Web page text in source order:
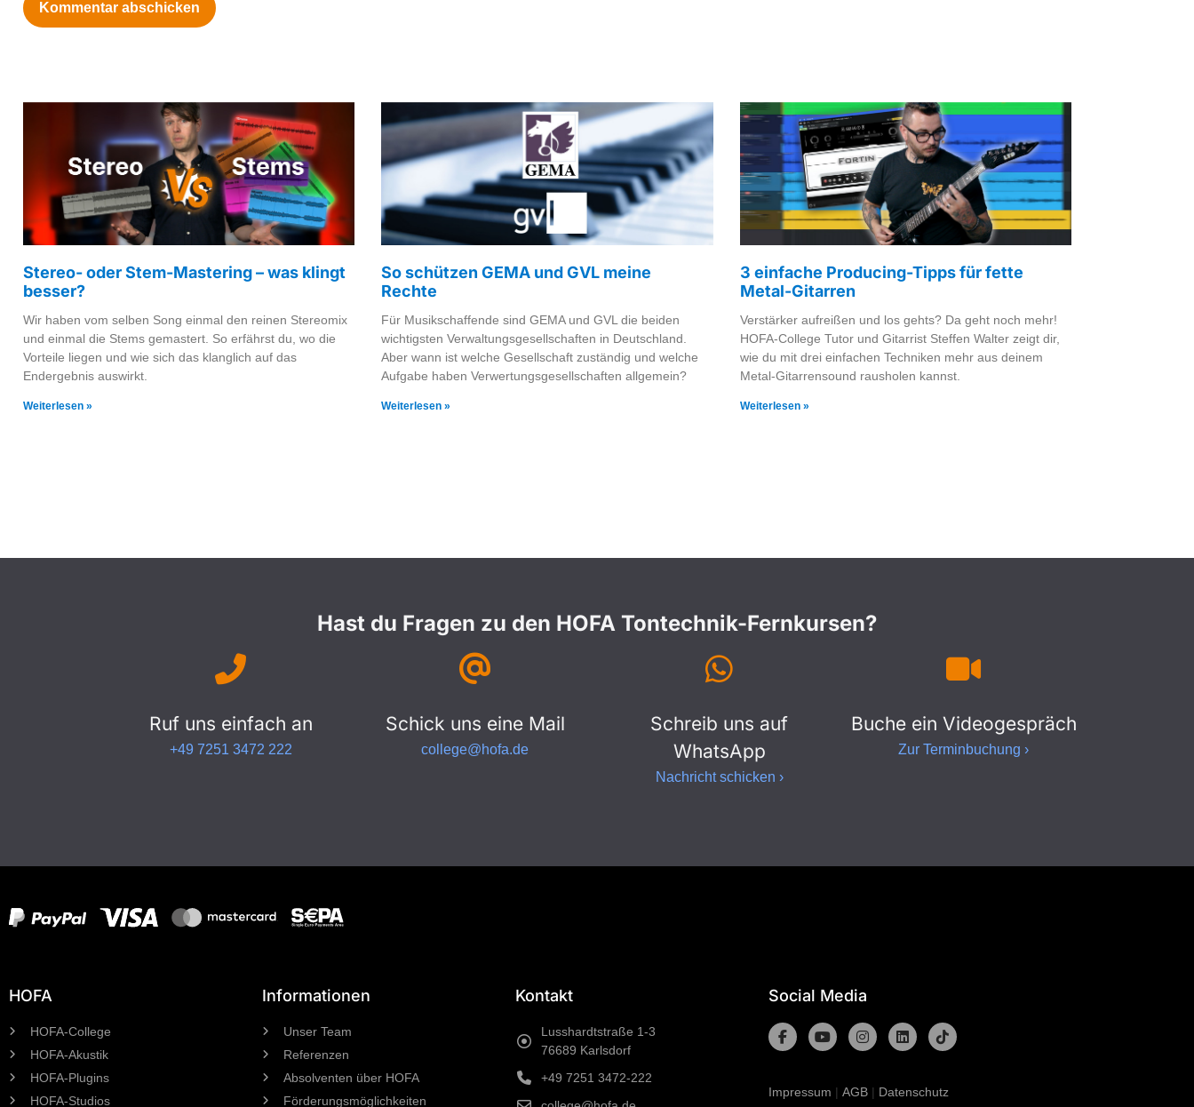
Stereo- oder Stem-Mastering – was klingt
besser?
Wir haben vom selben Song einmal den reinen Stereomix
und einmal die Stems gemastert. So erfährst du, wo die
Vorteile liegen und wie sich das klanglich auf das
Endergebnis auswirkt.
Weiterlesen »
So schützen GEMA und GVL meine
Rechte
Für Musikschaffende sind GEMA und GVL die beiden
wichtigsten Verwaltungsgesellschaften in Deutschland.
Aber wann ist welche Gesellschaft zuständig und welche
Aufgabe haben Verwertungsgesellschaften allgemein?
Weiterlesen »
3 einfache Producing-Tipps für fette
Metal-Gitarren
Verstärker aufreißen und los gehts? Da geht noch mehr!
HOFA-College Tutor und Gitarrist Steffen Walter zeigt dir,
wie du mit drei einfachen Techniken mehr aus deinem
Metal-Gitarrensound rausholen kannst.
Weiterlesen »
Hast du Fragen zu den HOFA Tontechnik-Fernkursen?
Ruf uns einfach an
+49 7251 3472 222
Schick uns eine Mail
college@hofa.de
Schreib uns auf
WhatsApp
Nachricht schicken ›
Buche ein Videogespräch
Zur Terminbuchung ›
HOFA
HOFA-College
HOFA-Akustik
HOFA-Plugins
HOFA-Studios
Informationen
Unser Team
Referenzen
Absolventen über HOFA
Förderungsmöglichkeiten
Kontakt
Lusshardtstraße 1-3
76689 Karlsdorf
+49 7251 3472-222
Social Media
Impressum | AGB | Datenschutz